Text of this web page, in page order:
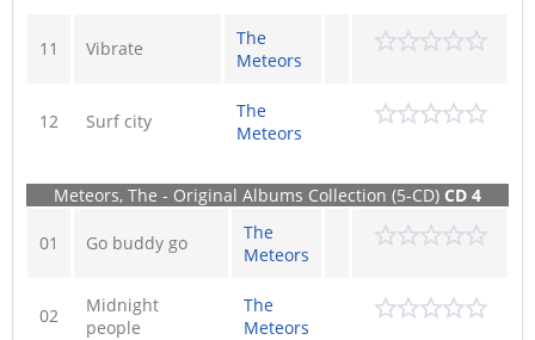
11 Vibrate
The
Meteors
12 Surf city
The
Meteors
Meteors, The - Original Albums Collection (5-CD) CD 4
01 Go buddy go
The
Meteors
02
Midnight
people
The
Meteors